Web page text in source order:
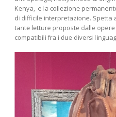
Kenya, e la collezione
di difficile interpretazione. Spetta
tante letture proposte dalle
compatibili fra i due diversi